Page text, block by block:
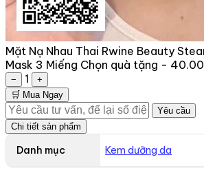
Mặt Nạ Nhau Thai Rwine Beauty
Mask 3 Miếng Chọn quà tặng -
− 1
+
🛒 Mua Ngay
Yêu cầu
Chi tiết sản phẩm
Danh mục Kem dưỡng da